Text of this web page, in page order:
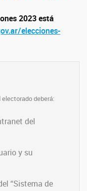
2023 está
elecciones-
deberá:
del
y su
“Sistema de